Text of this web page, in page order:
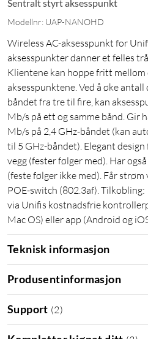
Sentralt styrt aksesspunkt
Modellnr: UAP-NANOHD
Wireless AC-aksesspunkt for
aksesspunkter danner et felles
Klientene kan hoppe fritt mellom
aksesspunktene. Ved å øke
båndet fra tre til fire, kan
Mb/s på ett og samme bånd. Gir
Mb/s på 2,4 GHz-båndet (kan
til 5 GHz-båndet). Elegant
vegg (fester følger med). Har
(feste følger ikke med). Får
POE-switch (802.3af).
via Unifis kostnadsfrie
Mac OS) eller app (Android og
Teknisk informasjon
Produsentinformasjon
Support (2)